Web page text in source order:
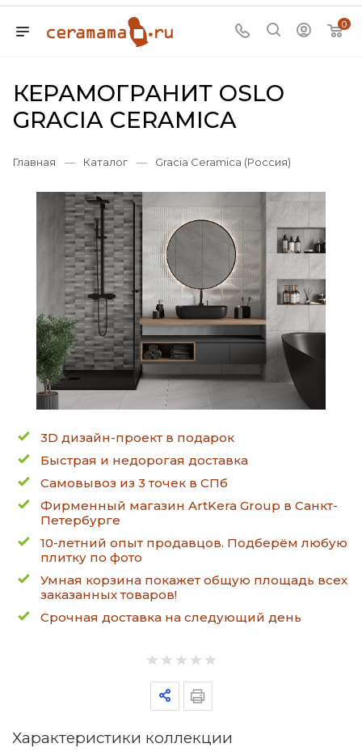
0
КЕРАМОГРАНИТ OSLO
GRACIA CERAMICA
Главная — Каталог — Gracia Ceramica (Россия)
3D дизайн-проект в подарок
Быстрая и недорогая доставка
Самовывоз из 3 точек в СПб
Фирменный магазин ArtKera Group в Санкт-
Петербурге
10-летний опыт продавцов. Подберём любую
плитку по фото
Умная корзина покажет общую площадь всех
заказанных товаров!
Срочная доставка на следующий день
Характеристики коллекции